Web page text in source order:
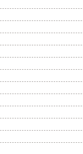
こんにちは!! 今週も１週
す
今日も１日頑張り
グで書いた、小倉氏の
た
リ